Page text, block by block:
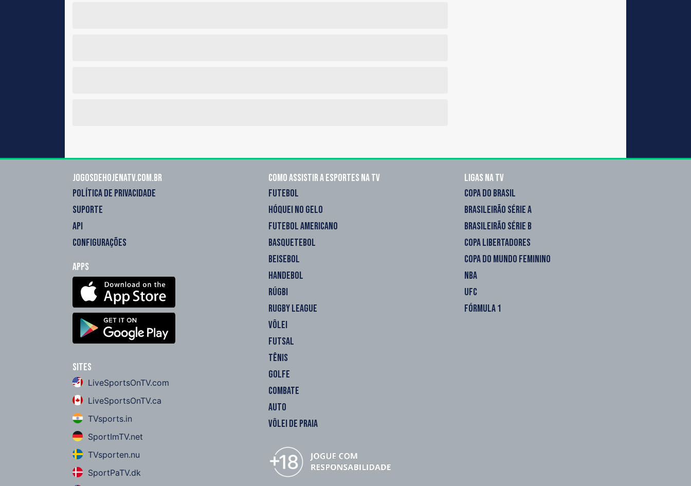
Jogosdehojenatv.com.br
POLÍTICA DE PRIVACIDADE
SUPORTE
API
CONFIGURAÇÕES
Apps
Sites
LiveSportsOnTV.com
LiveSportsOnTV.ca
TVsports.in
SportImTV.net
TVsporten.nu
SportPaTV.dk
Como assistir a esportes na TV
FUTEBOL
HÓQUEI NO GELO
FUTEBOL AMERICANO
BASQUETEBOL
BEISEBOL
HANDEBOL
RÚGBI
RUGBY LEAGUE
VÔLEI
FUTSAL
TÊNIS
GOLFE
COMBATE
AUTO
VÔLEI DE PRAIA
Ligas na TV
COPA DO BRASIL
BRASILEIRÃO SÉRIE A
BRASILEIRÃO SÉRIE B
COPA LIBERTADORES
COPA DO MUNDO FEMININO
NBA
UFC
FÓRMULA 1